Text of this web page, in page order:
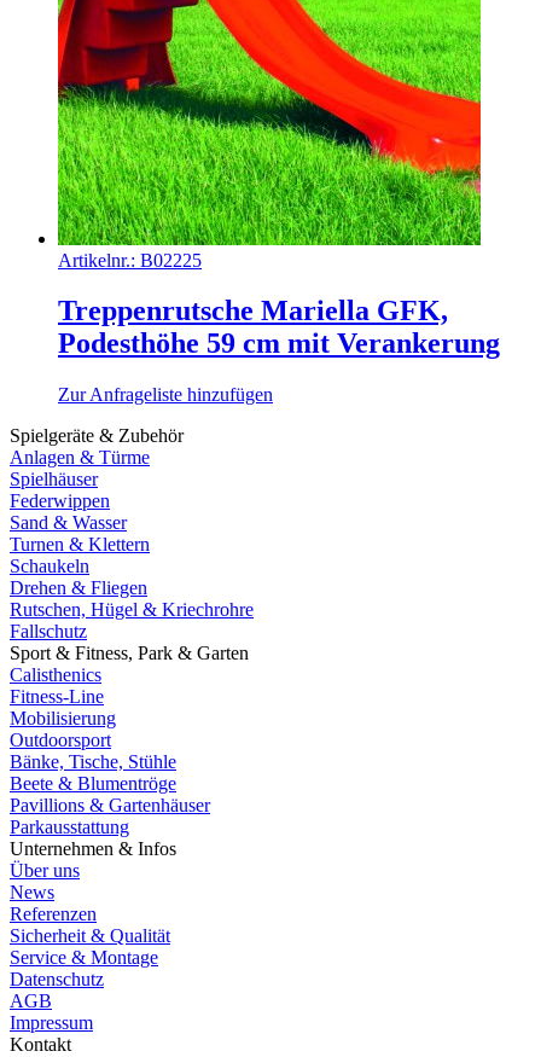
Artikelnr.: B02225
Treppenrutsche Mariella GFK,
Podesthöhe 59 cm mit Verankerung
Zur Anfrageliste hinzufügen
Spielgeräte & Zubehör
Anlagen & Türme
Spielhäuser
Federwippen
Sand & Wasser
Turnen & Klettern
Schaukeln
Drehen & Fliegen
Rutschen, Hügel & Kriechrohre
Fallschutz
Sport & Fitness, Park & Garten
Calisthenics
Fitness-Line
Mobilisierung
Outdoorsport
Bänke, Tische, Stühle
Beete & Blumentröge
Pavillions & Gartenhäuser
Parkausstattung
Unternehmen & Infos
Über uns
News
Referenzen
Sicherheit & Qualität
Service & Montage
Datenschutz
AGB
Impressum
Kontakt